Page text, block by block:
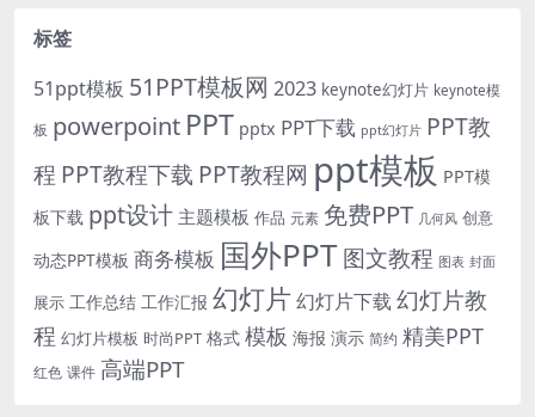
标签
51ppt模板 51PPT模板网 2023 keynote幻灯片 keynote模
板 powerpoint PPT pptx PPT下载 ppt幻灯片 PPT教
程 PPT教程下载 PPT教程网 ppt模板 PPT模
板下载 ppt设计 主题模板 作品 元素 免费PPT 几何风 创意
动态PPT模板 商务模板 国外PPT图文教程 图表 封面
展示 工作总结 工作汇报 幻灯片 幻灯片下载 幻灯片教
程 幻灯片模板 时尚PPT 格式 模板 海报 演示 简约 精美PPT
红色 课件 高端PPT